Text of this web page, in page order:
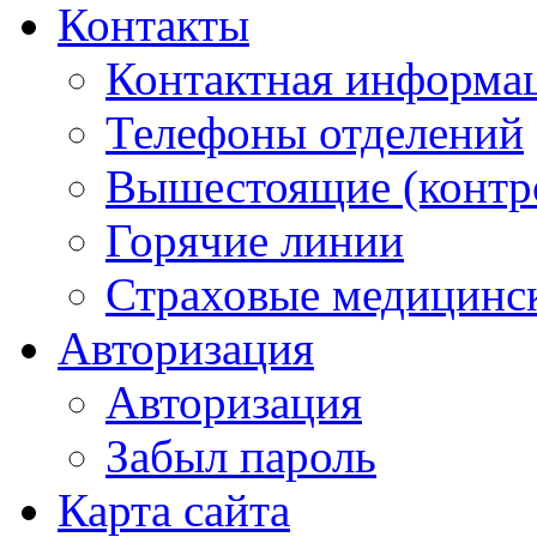
Контакты
Контактная
Телефоны отделений
Вышестоящие
Горячие линии
Страховые
Авторизация
Авторизация
Забыл пароль
Карта сайта